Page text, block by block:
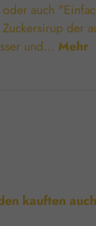
auch
der
und… Mehr
kauften